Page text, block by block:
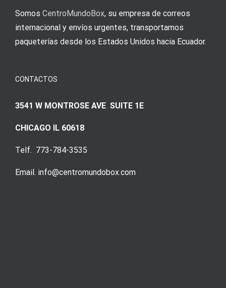
Somos CentroMundoBox, su empresa de correos
internacional y envíos urgentes, transportamos
paqueterías desde los Estados Unidos hacia Ecuador.
CONTACTOS
3541 W MONTROSE AVE SUITE 1E
CHICAGO IL 60618
Telf. 773-784-3535
Email. info@centromundobox.com